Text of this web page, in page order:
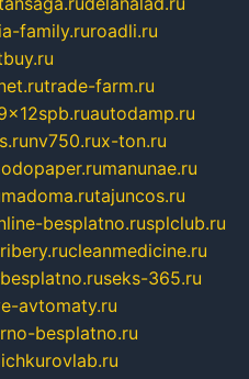
family.ruroadli.ru
trade-farm.ru
autodamp.ru
nv750.rux-ton.ru
manunae.ru
madoma.rutajuncos.ru
besplatno.rusplclub.ru
ribery.rucleanmedicine.ru
seks-365.ru
avtomaty.ru
besplatno.ru